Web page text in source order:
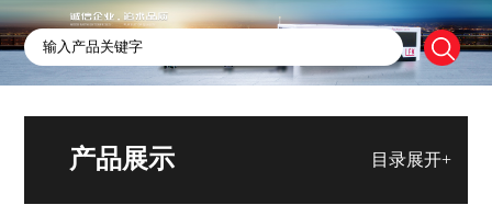
目录展开+
产品展示